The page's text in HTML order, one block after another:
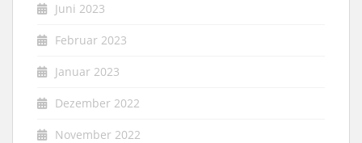
Juni 2023
Februar 2023
Januar 2023
Dezember 2022
November 2022